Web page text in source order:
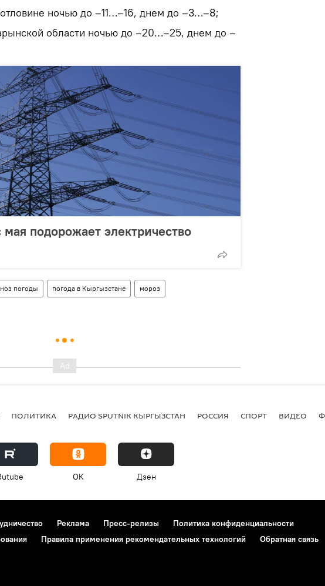
ночью до –11…–16, днем до –3…–8;
области ночью до –20…–25, днем до –
подорожает электричество
погоды погода в Кыргызстане мороз
ПОЛИТИКА РАДИО SPUTNIK КЫРГЫЗСТАН РОССИЯ СПОРТ ВИДЕО
OK Дзен
Реклама Пресс-релизы
Политика конфиденциальности
Правила применения рекомендательных технологий Обратная связь